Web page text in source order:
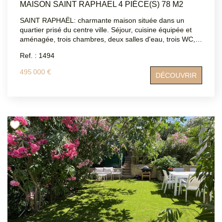
contact@atriumsud.fr
MAISON SAINT RAPHAEL 4 PIÈCE(S) 78 M2
SAINT RAPHAËL: charmante maison située dans un
quartier prisé du centre ville. Séjour, cuisine équipée et
aménagée, trois chambres, deux salles d'eau, trois WC,
Joli Jardin avec peu d'entretien. Portail électrique garage
et rue. DPE: D ATRIUMSUD CONSEIL IMMOBILIER Tel
agence : 04.94.83.19.96 Mail: contact@atriumsud.fr Les
informations sur les risques auxquels ce bien est exposé
Ref. : 1494
495 000 € DÉCOUVRIR